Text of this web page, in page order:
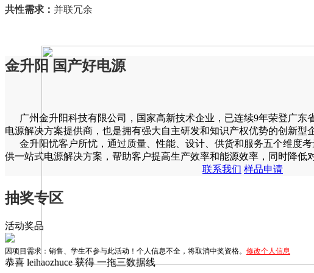
共性需求： 并联冗余
金升阳 国产好电源
广州金升阳科技有限公司，国家高新技术企业，已连续9年荣登广东
电源解决方案提供商，也是拥有强大自主研发和知识产权优势的创新型
金升阳忧客户所忧，通过质量、性能、设计、供货和服务五个维度
供一站式电源解决方案，帮助客户提高生产效率和能源效率，同时降低
联系我们 样品申请
抽奖专区
活动奖品
因项目需求：销售、学生不参与此活动！个人信息不全，将取消中奖资格。 修改个人信息
恭喜 傲娇树獭 获得
恭喜 13922206309 获得
恭喜 leihaozhuce 获得一拖三数据线